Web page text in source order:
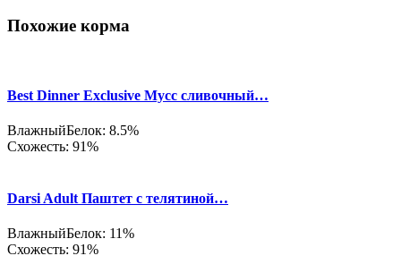
Похожие корма
Best Dinner Exclusive Мусс сливочный…
ВлажныйБелок: 8.5%
Схожесть: 91%
Darsi Adult Паштет с телятиной…
ВлажныйБелок: 11%
Схожесть: 91%